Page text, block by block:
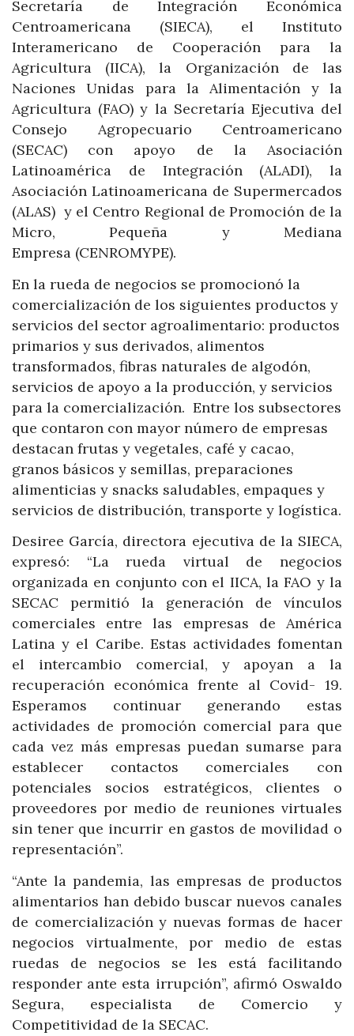
Secretaría de Integración Económica
Centroamericana (SIECA), el Instituto
Interamericano de Cooperación para la
Agricultura (IICA), la Organización de las
Naciones Unidas para la Alimentación y la
Agricultura (FAO) y la Secretaría Ejecutiva del
Consejo Agropecuario Centroamericano
(SECAC) con apoyo de la Asociación
Latinoamérica de Integración (ALADI), la
Asociación Latinoamericana de Supermercados
(ALAS) y el Centro Regional de Promoción de la
Micro, Pequeña y Mediana
Empresa (CENROMYPE).
En la rueda de negocios se promocionó la
comercialización de los siguientes productos y
servicios del sector agroalimentario: productos
primarios y sus derivados, alimentos
transformados, fibras naturales de algodón,
servicios de apoyo a la producción, y servicios
para la comercialización. Entre los subsectores
que contaron con mayor número de empresas
destacan frutas y vegetales, café y cacao,
granos básicos y semillas, preparaciones
alimenticias y snacks saludables, empaques y
servicios de distribución, transporte y logística.
Desiree García, directora ejecutiva de la SIECA,
expresó: “La rueda virtual de negocios
organizada en conjunto con el IICA, la FAO y la
SECAC permitió la generación de vínculos
comerciales entre las empresas de América
Latina y el Caribe. Estas actividades fomentan
el intercambio comercial, y apoyan a la
recuperación económica frente al Covid- 19.
Esperamos continuar generando estas
actividades de promoción comercial para que
cada vez más empresas puedan sumarse para
establecer contactos comerciales con
potenciales socios estratégicos, clientes o
proveedores por medio de reuniones virtuales
sin tener que incurrir en gastos de movilidad o
representación”.
“Ante la pandemia, las empresas de productos
alimentarios han debido buscar nuevos canales
de comercialización y nuevas formas de hacer
negocios virtualmente, por medio de estas
ruedas de negocios se les está facilitando
responder ante esta irrupción”, afirmó Oswaldo
Segura, especialista de Comercio y
Competitividad de la SECAC.